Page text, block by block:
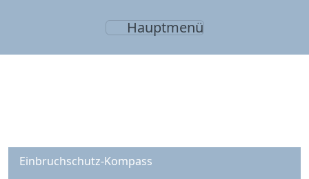
Hauptmenü
Einbruchschutz-Kompass